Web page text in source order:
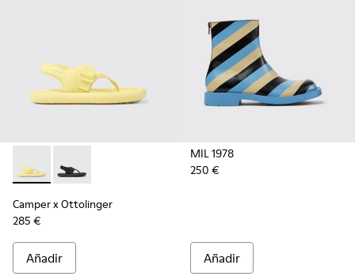
Camper x Ottolinger - K201563-001 - Sandalias amarillas
Camper x Ottolinger - K201563-002 - Sandalias
Camper x Ottolinger
285 €
Añadir
MIL 1978
250 €
Añadir